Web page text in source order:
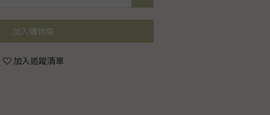
加入購物車
加入追蹤清單